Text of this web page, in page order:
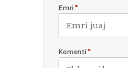
Emri *
Komenti *